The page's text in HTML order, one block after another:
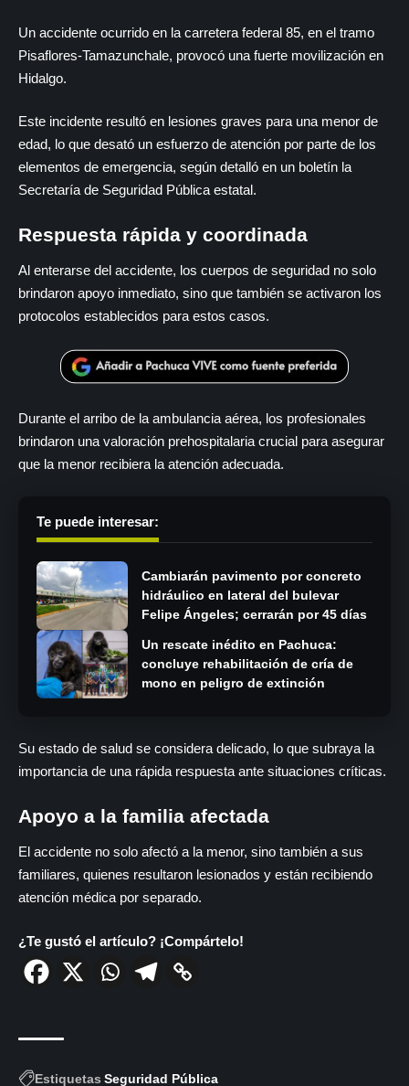
Un accidente ocurrido en la carretera federal 85, en el tramo
Pisaflores-Tamazunchale, provocó una fuerte movilización en
Hidalgo.
Este incidente resultó en lesiones graves para una menor de
edad, lo que desató un esfuerzo de atención por parte de los
elementos de emergencia, según detalló en un boletín la
Secretaría de Seguridad Pública estatal.
Respuesta rápida y coordinada
Al enterarse del accidente, los cuerpos de seguridad no solo
brindaron apoyo inmediato, sino que también se activaron los
protocolos establecidos para estos casos.
Durante el arribo de la ambulancia aérea, los profesionales
brindaron una valoración prehospitalaria crucial para asegurar
que la menor recibiera la atención adecuada.
Te puede interesar:
Cambiarán pavimento por concreto
hidráulico en lateral del bulevar
Felipe Ángeles; cerrarán por 45 días
Un rescate inédito en Pachuca:
concluye rehabilitación de cría de
mono en peligro de extinción
Su estado de salud se considera delicado, lo que subraya la
importancia de una rápida respuesta ante situaciones críticas.
Apoyo a la familia afectada
El accidente no solo afectó a la menor, sino también a sus
familiares, quienes resultaron lesionados y están recibiendo
atención médica por separado.
¿Te gustó el artículo? ¡Compártelo!
Estiquetas Seguridad Pública